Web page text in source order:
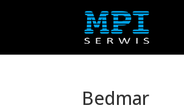
Bedmar